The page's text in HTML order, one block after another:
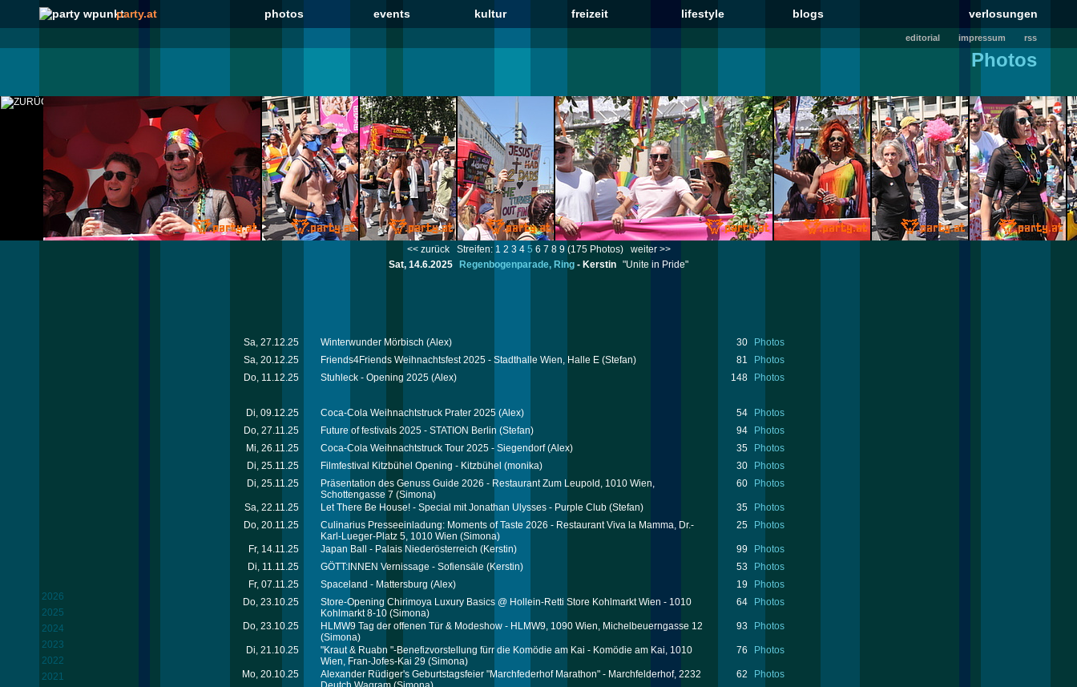
party.at photos events kultur freizeit lifestyle blogs verlosungen
editorial impressum rss
Photos
<< zurückStreifen: 1 2 3 4 5 6 7 8 9 (175 Photos) weiter >>
Sat, 14.6.2025
Regenbogenparade, Ring - Kerstin "Unite in Pride"
2026
2025
2024
2023
2022
2021
Sa, 27.12.25 Winterwunder Mörbisch (Alex) 30
Photos
Sa, 20.12.25
Friends4Friends Weihnachtsfest 2025 - Stadthalle Wien, Halle E (Stefan) 81
Photos
Do, 11.12.25
Stuhleck - Opening 2025 (Alex) 148 Photos
Di, 09.12.25 Coca-Cola Weihnachtstruck Prater 2025 (Alex) 54
Photos
Do, 27.11.25
Future of festivals 2025 - STATION Berlin (Stefan) 94
Photos
Mi, 26.11.25
Coca-Cola Weihnachtstruck Tour 2025 - Siegendorf(Alex) 35
Photos
Di, 25.11.25
Filmfestival Kitzbühel Opening - Kitzbühel (monika) 30
Photos
Di, 25.11.25
Präsentation des Genuss Guide 2026 - Restaurant Zum Leupold, 1010 Wien,
Schottengasse 7 (Simona)
60 Photos
Sa, 22.11.25 Let There Be House! - Special mit Jonathan Ulysses - Purple Club (Stefan) 35
Photos
Do, 20.11.25
Culinarius Presseeinladung: Moments of Taste 2026 - Restaurant Viva la Mamma, Dr.-
Karl-Lueger-Platz 5, 1010 Wien (Simona)
25 Photos
Fr, 14.11.25 Japan Ball - Palais Niederösterreich (Kerstin) 99
Photos
Di, 11.11.25
GÖTT:INNEN Vernissage - Sofiensäle (Kerstin) 53
Photos
Fr, 07.11.25
Spaceland - Mattersburg (Alex) 19
Photos
Do, 23.10.25
Store-Opening Chirimoya Luxury Basics @ Hollein-Retti Store Kohlmarkt Wien - 1010
Kohlmarkt 8-10 (Simona)
64 Photos
Do, 23.10.25
HLMW9 Tag der offenen Tür & Modeshow - HLMW9, 1090 Wien, Michelbeuerngasse 12
(Simona)
93 Photos
Di, 21.10.25
"Kraut & Ruabn "-Benefizvorstellung fürr die Komödie am Kai - Komödie am Kai, 1010
Wien, Fran-Jofes-Kai 29 (Simona)
76 Photos
Mo, 20.10.25
Alexander Rüdiger's Geburtstagsfeier "Marchfederhof Marathon" - Marchfelderhof, 2232
62 Photos